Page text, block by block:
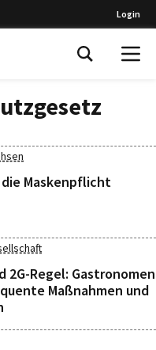
Login
Maskenpflicht
2G-Regel: Gastronomen
Maßnahmen und